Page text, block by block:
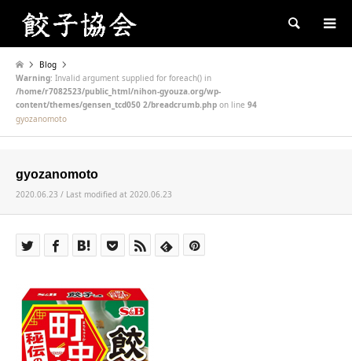
Search
Blog
Warning: Invalid argument supplied for foreach() in
/home/r7082523/public_html/nihon-gyouza.org/wp-
content/themes/gensen_tcd050 2/breadcrumb.php on line 94
gyozanomoto
gyozanomoto
2020.06.23 / Last modified at 2020.06.23